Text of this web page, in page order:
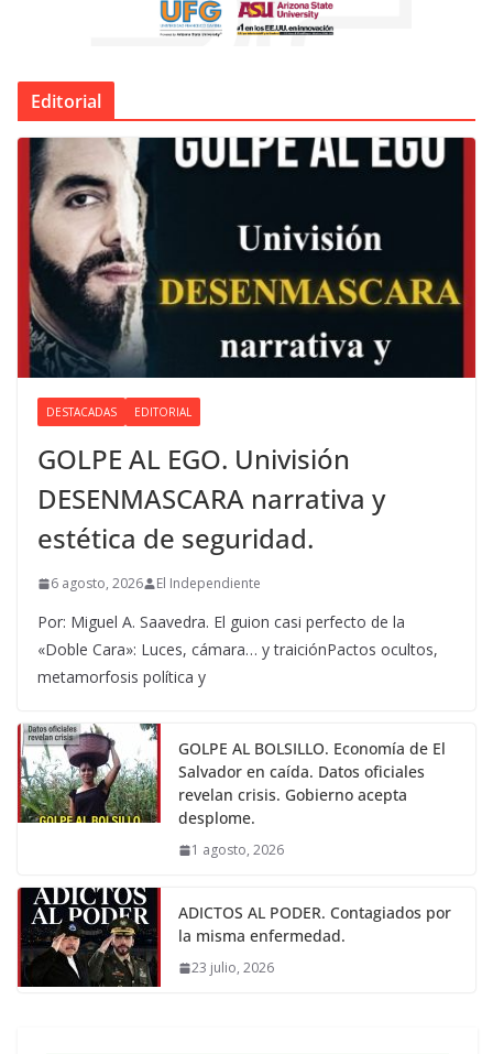
Editorial
DESTACADAS EDITORIAL
GOLPE AL EGO. Univisión
DESENMASCARA narrativa y
estética de seguridad.
6 agosto, 2026 El Independiente
Por: Miguel A. Saavedra. El guion casi perfecto de la
«Doble Cara»: Luces, cámara… y traiciónPactos ocultos,
metamorfosis política y
GOLPE AL BOLSILLO. Economía de El
Salvador en caída. Datos oficiales
revelan crisis. Gobierno acepta
desplome.
1 agosto, 2026
ADICTOS AL PODER. Contagiados por
la misma enfermedad.
23 julio, 2026